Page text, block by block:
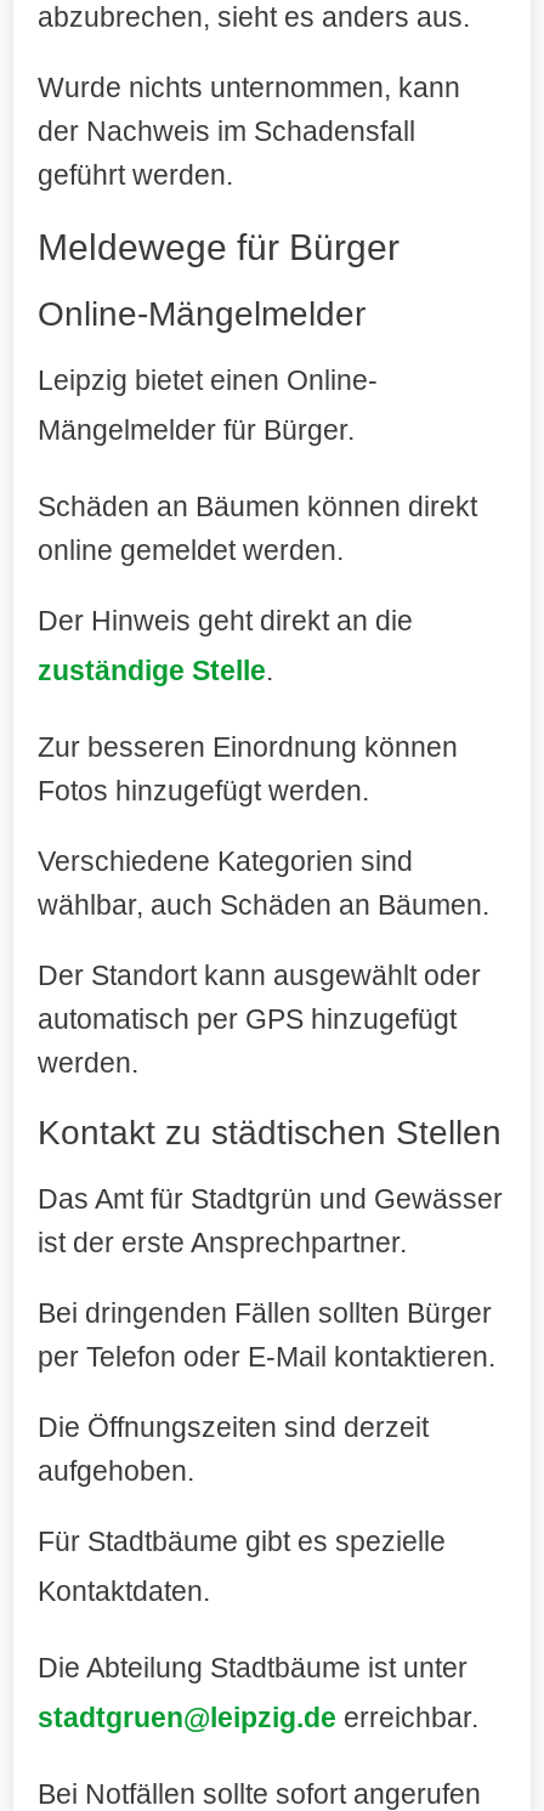
abzubrechen, sieht es anders aus.
Wurde nichts unternommen, kann
der Nachweis im Schadensfall
geführt werden.
Meldewege für Bürger
Online-Mängelmelder
Leipzig bietet einen Online-
Mängelmelder für Bürger.
Schäden an Bäumen können direkt
online gemeldet werden.
Der Hinweis geht direkt an die
zuständige Stelle.
Zur besseren Einordnung können
Fotos hinzugefügt werden.
Verschiedene Kategorien sind
wählbar, auch Schäden an Bäumen.
Der Standort kann ausgewählt oder
automatisch per GPS hinzugefügt
werden.
Kontakt zu städtischen Stellen
Das Amt für Stadtgrün und Gewässer
ist der erste Ansprechpartner.
Bei dringenden Fällen sollten Bürger
per Telefon oder E-Mail kontaktieren.
Die Öffnungszeiten sind derzeit
aufgehoben.
Für Stadtbäume gibt es spezielle
Kontaktdaten.
Die Abteilung Stadtbäume ist unter
stadtgruen@leipzig.de erreichbar.
Bei Notfällen sollte sofort angerufen